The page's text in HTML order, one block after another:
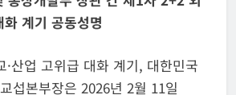
계기 공동성명
산업 고위급 대화 계기, 대한민국
섭본부장은 2026년 2월 11일